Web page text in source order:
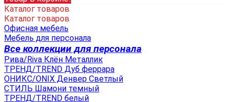
Каталог товаров
Каталог товаров
Офисная мебель
Мебель для персонала
Все коллекции для персонала
Рива/Riva Клён Металлик
ТРЕНД/TREND Дуб феррара
ОНИКС/ONIX Денвер Светлый
СТИЛЬ Шамони темный
ТРЕНД/TREND белый